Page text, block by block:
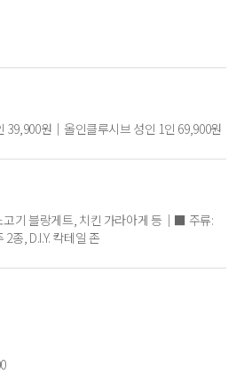
39,900원｜올인클루시브 성인 1인 69,900원
기 블랑게트, 치킨 가라아게 등｜■ 주류:
종, D.I.Y. 칵테일 존